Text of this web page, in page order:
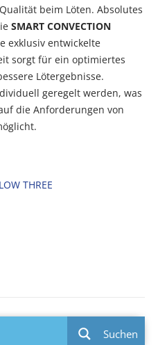
beim Löten. Absolutes
SMART CONVECTION
exklusiv entwickelte
sorgt für ein optimiertes
Lötergebnisse.
geregelt werden, was
die Anforderungen von
THREE
Suchen